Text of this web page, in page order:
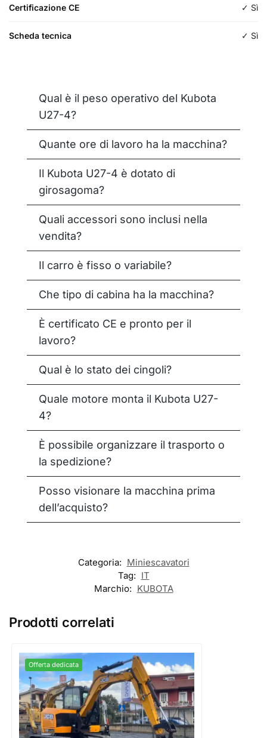
Da scavo
Certificazione CE ✓ Sì
Scheda tecnica ✓ Sì
Qual è il peso operativo del Kubota
U27-4?
Quante ore di lavoro ha la macchina?
Il Kubota U27-4 è dotato di
girosagoma?
Quali accessori sono inclusi nella
vendita?
Il carro è fisso o variabile?
Che tipo di cabina ha la macchina?
È certificato CE e pronto per il
lavoro?
Qual è lo stato dei cingoli?
Quale motore monta il Kubota U27-
4?
È possibile organizzare il trasporto o
la spedizione?
Posso visionare la macchina prima
dell’acquisto?
Categoria: Miniescavatori
Tag: IT
Marchio: KUBOTA
Prodotti correlati
Offerta dedicata